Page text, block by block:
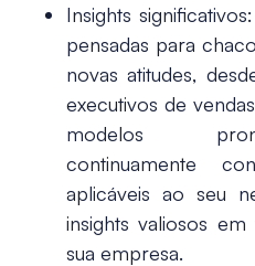
Insights
pensadas para
novas atitudes,
executivos de
modelos
continuamente
aplicáveis ao seu
insights valiosos
sua empresa.